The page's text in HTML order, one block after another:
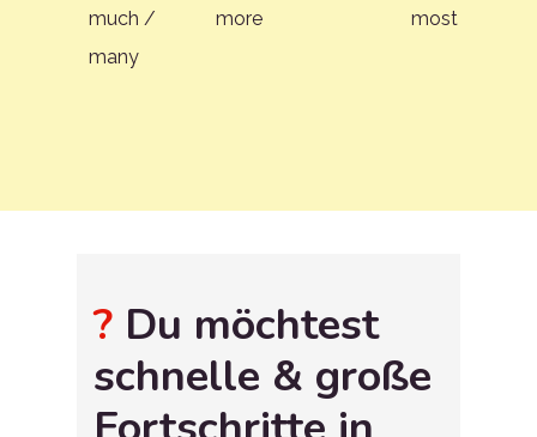
much /
many
more most
?Du möchtest
schnelle & große